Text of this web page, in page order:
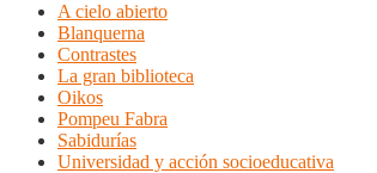
A cielo abierto
Blanquerna
Contrastes
La gran biblioteca
Oikos
Pompeu Fabra
Sabidurías
Universidad y acción socioeducativa